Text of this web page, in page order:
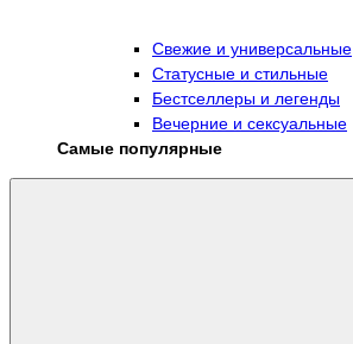
Свежие и универсальные
Статусные и стильные
Бестселлеры и легенды
Вечерние и сексуальные
Самые популярные